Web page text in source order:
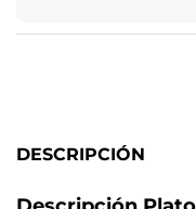
DESCRIPCIÓN